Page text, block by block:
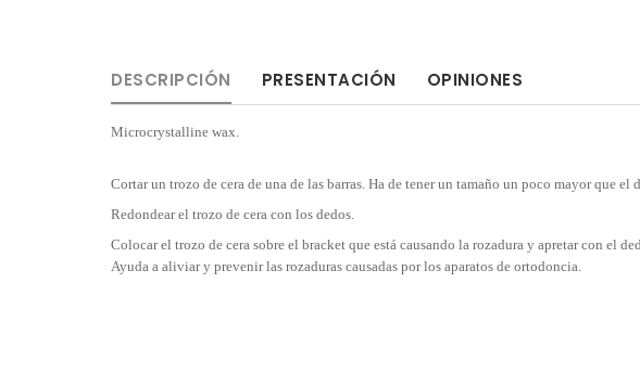
DESCRIPCIÓN PRESENTACIÓN OPINIONES
Microcrystalline wax.
Cortar un trozo de cera de una de las barras. Ha de tener un tamaño un poco mayor que el
Redondear el trozo de cera con los dedos.
Colocar el trozo de cera sobre el bracket que está causando la rozadura y apretar con el
Ayuda a aliviar y prevenir las rozaduras causadas por los aparatos de ortodoncia.